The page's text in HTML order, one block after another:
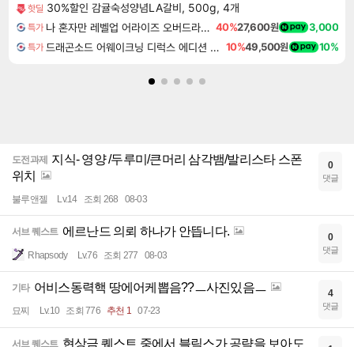
핫딜 30%할인 감귤숙성양념LA갈비, 500g, 4개
특가 나 혼자만 레벨업 어라이즈 오버드라이브 Solo Leveling Arise 40%27,600원 3,000
특가 드래곤소드 어웨이크닝 디럭스 에디션 DragonSword Awakening Deluxe Edition 10%49,500원 10%
도전과제
지식- 영양 /두루미/큰머리 삼각뱀/발리스타 스폰
위치
불루앤젤 Lv.14 조회 268 08-03
0
댓글
서브 퀘스트 에르난드 의뢰 하나가 안뜹니다.
Rhapsody Lv.76 조회 277 08-03
0
댓글
기타 어비스동력핵 땅에어케뽑음??ㅡ사진있음ㅡ
묘찌 Lv.10 조회 776 추천 1 07-23
4
댓글
서브 퀘스트 현상금 퀘스트 중에서 블릭스가 공략을 보아도